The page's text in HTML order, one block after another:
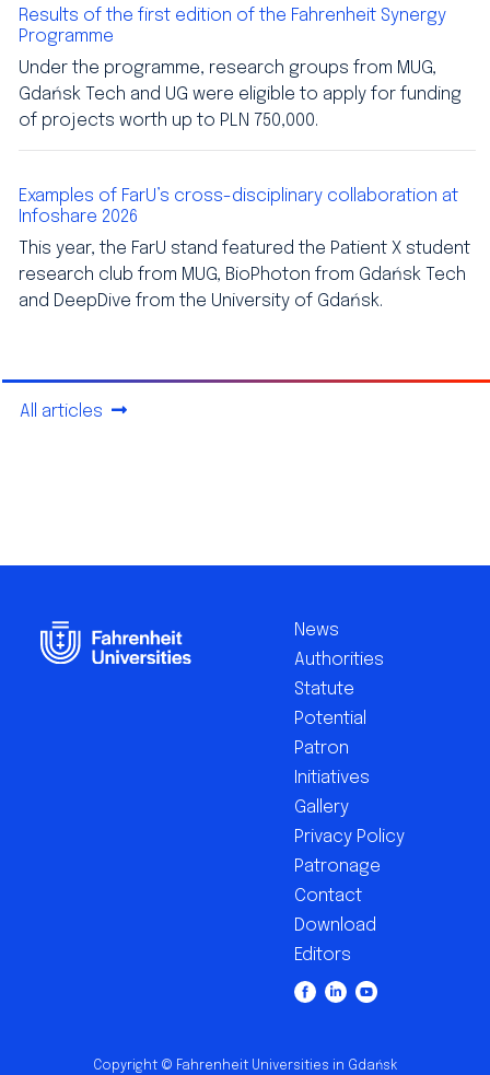
Results of the first edition of the Fahrenheit Synergy
Programme
Under the programme, research groups from MUG,
Gdańsk Tech and UG were eligible to apply for funding
of projects worth up to PLN 750,000.
Examples of FarU’s cross-disciplinary collaboration at
Infoshare 2026
This year, the FarU stand featured the Patient X student
research club from MUG, BioPhoton from Gdańsk Tech
and DeepDive from the University of Gdańsk.
All articles
EN
News
Authorities
Statute
Potential
Patron
Initiatives
Gallery
Privacy Policy
Patronage
Contact
Download
Editors
Copyright © Fahrenheit Universities in Gdańsk